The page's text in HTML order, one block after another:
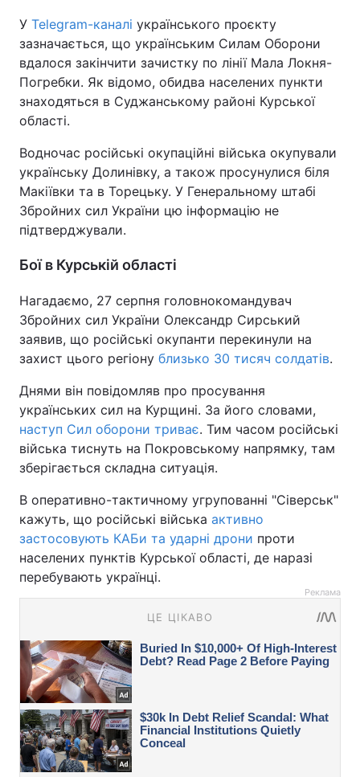
У Telegram-каналі українського проєкту
зазначається, що українським Силам Оборони
вдалося закінчити зачистку по лінії Мала Локня-
Погребки. Як відомо, обидва населених пункти
знаходяться в Суджанському районі Курської
області.
Водночас російські окупаційні війська окупували
українську Долинівку, а також просунулися біля
Макіївки та в Торецьку. У Генеральному штабі
Збройних сил України цю інформацію не
підтверджували.
Бої в Курській області
Нагадаємо, 27 серпня головнокомандувач
Збройних сил України Олександр Сирський
заявив, що російські окупанти перекинули на
захист цього регіону близько 30 тисяч солдатів.
Днями він повідомляв про просування
українських сил на Курщині. За його словами,
наступ Сил оборони триває. Тим часом російські
війська тиснуть на Покровському напрямку, там
зберігається складна ситуація.
В оперативно-тактичному угрупованні "Сіверськ"
кажуть, що російські війська активно
застосовують КАБи та ударні дрони проти
населених пунктів Курської області, де наразі
перебувають українці.
Реклама